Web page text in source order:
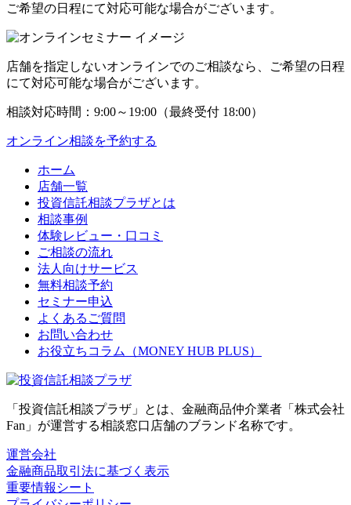
ご希望の日程にて対応可能な場合がございます。
店舗を指定しないオンラインでのご相談なら、ご希望の日程
にて対応可能な場合がございます。
相談対応時間： 9:00～ 19:00 （最終受付 18:00）
オンライン相談を予約する
ホーム
店舗一覧
投資信託相談プラザとは
相談事例
体験レビュー・口コミ
ご相談の流れ
法人向けサービス
無料相談予約
セミナー申込
よくあるご質問
お問い合わせ
お役立ちコラム（MONEY HUB PLUS）
「投資信託相談プラザ」とは、金融商品仲介業者「株式会社
Fan」が運営する相談窓口店舗のブランド名称です。
運営会社
金融商品取引法に基づく表示
重要情報シート